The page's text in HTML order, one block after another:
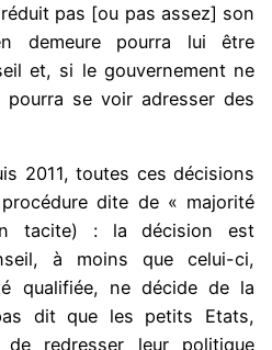
pas [ou pas assez] son
demeure pourra lui être
et, si le gouvernement ne
se voir adresser des
2011, toutes ces décisions
dite de « majorité
tacite) : la décision est
à moins que celui-ci,
qualifiée, ne décide de la
dit que les petits Etats,
de redresser leur politique